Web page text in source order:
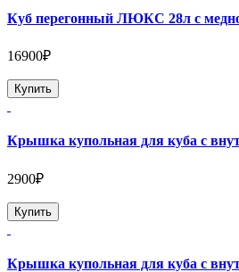
Куб перегонный ЛЮКС 28л с
16900₽
Купить
Крышка купольная для куба с
2900₽
Купить
Крышка купольная для куба с